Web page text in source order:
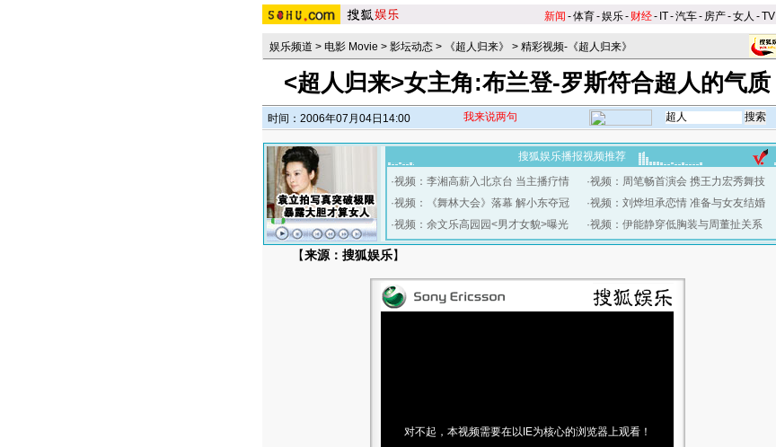
新闻 -体育-娱乐- 财经- IT-汽车- 房产-女人 -TV
娱乐频道 > 电影 Movie > 影坛动态 > 《超人归来》 > 精彩视频-《超人归来》
<超人归来>女主角:布兰登-罗斯符合超人的气质
时间：2006年07月04日14:00 我来说两句
搜狐娱乐播报视频推荐
·视频：李湘高薪入北京台 当主播疗情
·视频：《舞林大会》落幕 解小东夺冠
·视频：余文乐高园园<男才女貌>曝光
·视频：周笔畅首演会 携王力宏秀舞技
·视频：刘烨坦承恋情 准备与女友结婚
·视频：伊能静穿低胸装与周董扯关系
【来源：搜狐娱乐】
对不起，本视频需要在以IE为核心的浏览器上观看！